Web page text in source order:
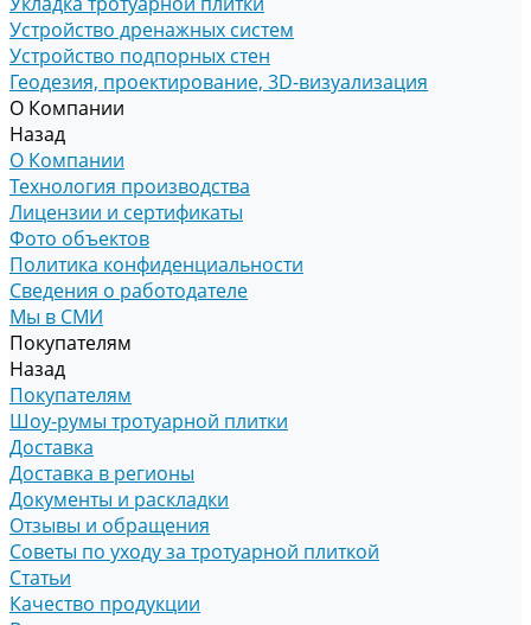
Устройство дренажных систем
Устройство подпорных стен
Геодезия, проектирование, 3D-визуализация
О Компании
Назад
О Компании
Технология производства
Лицензии и сертификаты
Фото объектов
Политика конфиденциальности
Сведения о работодателе
Мы в СМИ
Покупателям
Назад
Покупателям
Шоу-румы тротуарной плитки
Доставка
Доставка в регионы
Документы и раскладки
Отзывы и обращения
Советы по уходу за тротуарной плиткой
Статьи
Качество продукции